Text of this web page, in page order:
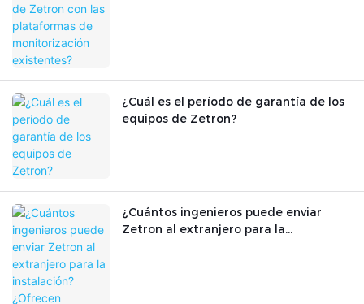
¿Cuál es el período de garantía de los
equipos de Zetron?
¿Cuántos ingenieros puede enviar
Zetron al extranjero para la